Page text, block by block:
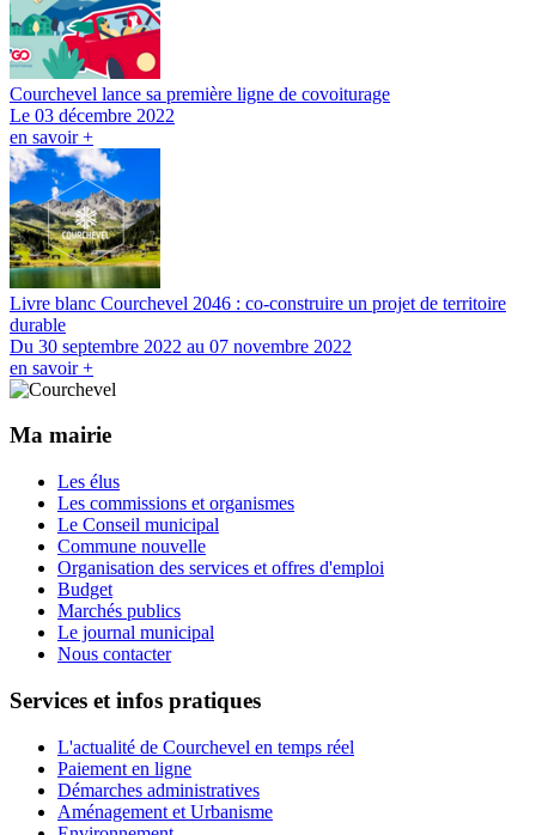
Courchevel lance sa première ligne de covoiturage
Le 03 décembre 2022
en savoir +
Livre blanc Courchevel 2046 : co-construire un projet de territoire
durable
Du 30 septembre 2022 au 07 novembre 2022
en savoir +
Ma mairie
Les élus
Les commissions et organismes
Le Conseil municipal
Commune nouvelle
Organisation des services et offres d'emploi
Budget
Marchés publics
Le journal municipal
Nous contacter
Services et infos pratiques
L'actualité de Courchevel en temps réel
Paiement en ligne
Démarches administratives
Aménagement et Urbanisme